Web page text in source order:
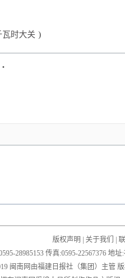
瓦时大关 )
版权声明 关于我们
28985153 传真:0595-22567376 地
闽南网由福建日报社（集团）主管